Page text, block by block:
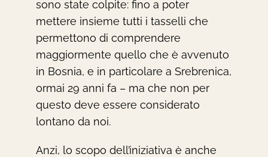
sono state colpite: fino a poter
mettere insieme tutti i tasselli che
permettono di comprendere
maggiormente quello che è avvenuto
in Bosnia, e in particolare a Srebrenica,
ormai 29 anni fa – ma che non per
questo deve essere considerato
lontano da noi.
Anzi, lo scopo dell’iniziativa è anche